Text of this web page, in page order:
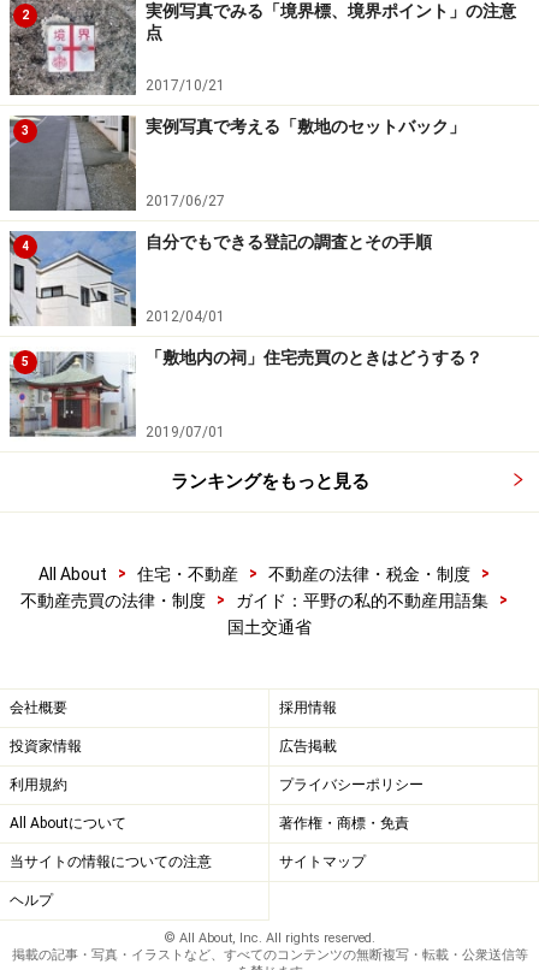
2
実例写真でみる「境界標、境界ポイント」の注意
点
2017/10/21
3 実例写真で考える「敷地のセットバック」
2017/06/27
4 自分でもできる登記の調査とその手順
2012/04/01
5 「敷地内の祠」住宅売買のときはどうする？
2019/07/01
ランキングをもっと見る
All About > 住宅・不動産 > 不動産の法律・税金・制度
>
不動産売買の法律・制度
> ガイド：平野の私的不動産用語集
>
国土交通省
会社概要 採用情報
投資家情報 広告掲載
利用規約 プライバシーポリシー
All Aboutについて 著作権・商標・免責
当サイトの情報についての注意 サイトマップ
ヘルプ
© All About, Inc. All rights reserved.
掲載の記事・写真・イラストなど、すべてのコンテンツの無断複写・転載・公衆送信等